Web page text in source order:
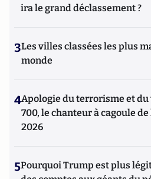
ira le grand déclassement ?
3Les villes classées les plus
monde
4Apologie du terrorisme et
700, le chanteur à cagoule de
2026
5Pourquoi Trump est plus